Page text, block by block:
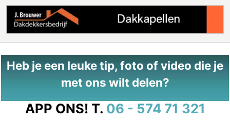
Heb je een leuke tip, foto of video die je
met ons wilt delen?
APP ONS! T. 06 - 574 71 321